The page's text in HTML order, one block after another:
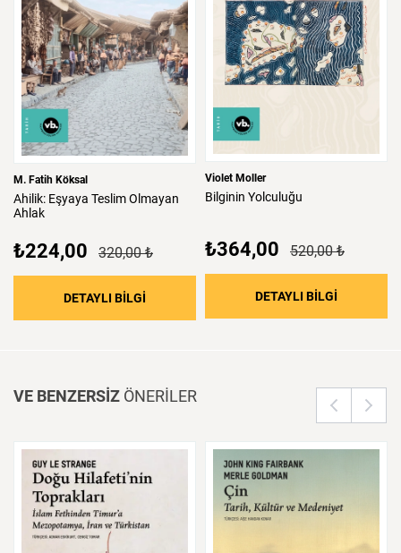
M. Fatih Köksal
Ahilik: Eşyaya TeslimOlmayan
Ahlak
₺224,00 320,00 ₺
DETAYLI BİLGİ : Ahilik: Eşyaya Teslim Olmayan Ahlak
Violet Moller
Bilginin Yolculuğu
₺364,00 520,00 ₺
DETAYLI BİLGİ
VE BENZERSİZ ÖNERİLER